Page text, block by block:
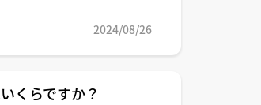
2024/08/26
くらですか？